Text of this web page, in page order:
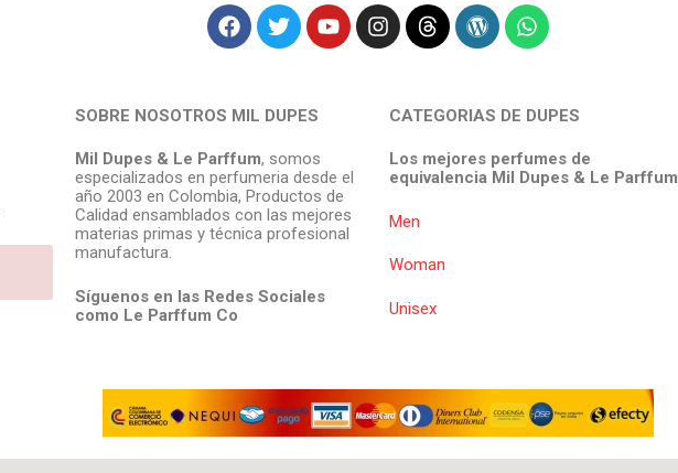
SOBRE NOSOTROS MIL DUPES
Mil Dupes & Le Parffum, somos
especializados en perfumeria desde el
año 2003 en Colombia, Productos de
Calidad ensamblados con las mejores
materias primas y técnica profesional
manufactura.
Síguenos en las Redes Sociales
como Le Parffum Co
CATEGORIAS DE DUPES
Los mejores perfumes de
equivalencia Mil Dupes & Le Parffum
Men
Woman
Unisex